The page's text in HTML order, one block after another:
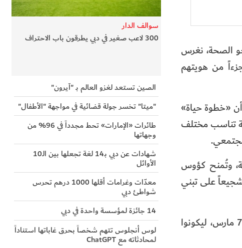
الصحة، نغرس
من هويتهم
«خطوة حياة»
تناسب مختلف
وتُمنح كؤوس
على تبني
ودعت الدائرة أفراد المجتمع من مختلف الأعمار والفئات إلى التسجيل والمشاركة في ماراثون «خطوة حياة» يوم 7 مارس، ليكونوا
سوالف الدار
300 لاعب صغير في دبي يطرقون باب الاحتراف
الصين تستعد لغزو العالم بـ "آيرون"
"ميتا" تخسر جولة قضائية في مواجهة "الأطفال"
طائرات «الإمارات» تحط مجدداً في 96% من
وجهاتها
شهادات عن دبي بـ14 لغة تجعلها بين الـ10
الأوائل
معدّات وغرامات أقلها 1000 درهم تحرس
شواطئ دبي
14 جائزة لمؤسسة واحدة في دبي
لوس أنجلوس تتهم شخصاً بحرق غاباتها استناداً
لمحادثاته مع ChatGPT